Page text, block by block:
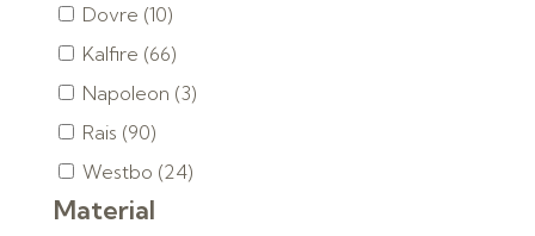
Dovre (10)
Kalfire (66)
Napoleon (3)
Rais (90)
Westbo (24)
Material